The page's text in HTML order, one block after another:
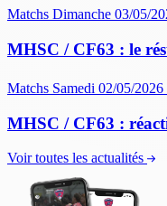
Matchs Dimanche 03/05/
MHSC / CF63 : le
Matchs Samedi 02/05/2026
MHSC / CF63 :
Voir toutes les actualités